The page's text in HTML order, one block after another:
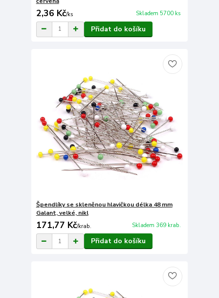
2,36 Kč/ks Skladem 5700 ks
Přidat do košíku
Špendlíky se skleněnou hlavičkou délka 48 mm
Galant, velké, nikl
171,77 Kč/krab. Skladem 369 krab.
Přidat do košíku